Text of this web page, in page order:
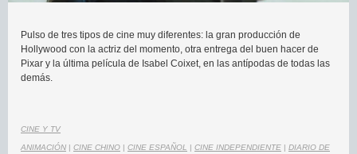
Pulso de tres tipos de cine muy diferentes: la gran producción de
Hollywood con la actriz del momento, otra entrega del buen hacer de
Pixar y la última película de Isabel Coixet, en las antípodas de todas las
demás.
CINE Y TV
ANIMACIÓN CINE CHINO CINE ESPAÑOL CINE INDEPENDIENTE
DIARIO DE